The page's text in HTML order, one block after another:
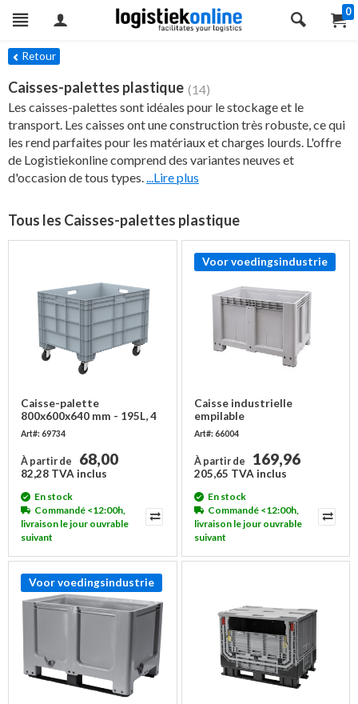
0
Retour
Caisses-palettes plastique (14)
Les caisses-palettes sont idéales pour le stockage et le
transport. Les caisses ont une construction très robuste, ce qui
les rend parfaites pour les matériaux et charges lourds. L'offre
de Logistiekonline comprend des variantes neuves et
d'occasion de tous types....Lire plus
Tous les Caisses-palettes plastique
Caisse-palette
800x600x640 mm - 195L, 4
roues
Art#: 69734
À partir de 68,00
82,28 TVA inclus
En stock
Commandé <12:00h,
livraison le jour ouvrable
suivant
Voor voedingsindustrie
Caisse industrielle
empilable
1200x800x800mm - 4 pieds
Art#: 66004
À partir de 169,96
205,65 TVA inclus
En stock
Commandé <12:00h,
livraison le jour ouvrable
suivant
Voor voedingsindustrie